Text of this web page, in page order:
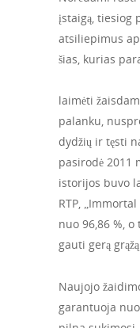
įstaigą, tiesiog
atsiliepimus
šias, kurias
laimėti
palanku,
dydžių ir tęsti
pasirodė 2011
istorijos buvo
RTP,
nuo 96,86 %,
gauti gerą
Naujojo
garantuoja